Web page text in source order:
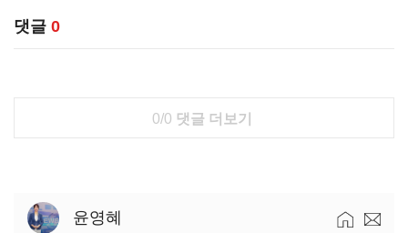
댓글 0
0/0 댓글 더보기
윤영혜